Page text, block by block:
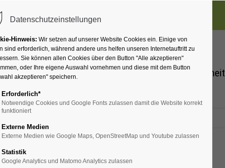
Ihr Heilbad Übernachten Für Ihre Gesundheit
(Timeline)
Datenschutzeinstellungen
Hinweis: Wir setzen auf unserer Website Cookies ein. Einige von
sind erforderlich, während andere uns helfen unseren Internetauftritt zu
Sie können allen Cookies über den Button "Alle akzeptieren"
oder Ihre eigene Auswahl vornehmen und diese mit dem Button
akzeptieren" speichern.
Erforderlich*
Notwendige Cookies und Google Fonts zulassen damit die Website korrekt
funktioniert
Externe Medien
Externe Medien wie Google Maps, OpenStreetMap und Youtube zulassen
Statistik
Google Analytics und Matomo Analytics zulassen